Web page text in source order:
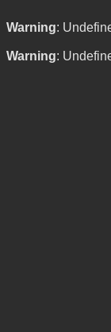
Warning:
Warning: